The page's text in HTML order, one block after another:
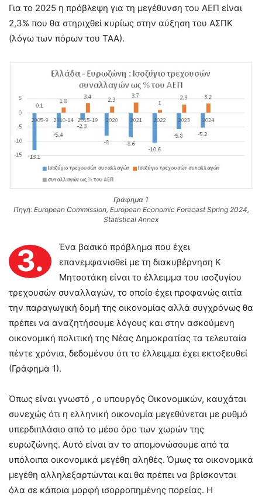
Για το 2025 η πρόβλεψη για τη μεγέθυνση του ΑΕΠ είναι
2,3% που θα στηριχθεί κυρίως στην αύξηση του ΑΣΠΚ
(λόγω των πόρων του ΤΑΑ).
Γράφημα 1
Πηγή: European Commission, European Economic Forecast Spring 2024,
Statistical Annex
3.
Ένα βασικό πρόβλημα που έχει
επανεμφανισθεί με τη διακυβέρνηση Κ
Μητσοτάκη είναι το έλλειμμα του ισοζυγίου
τρεχουσών συναλλαγών, το οποίο έχει προφανώς αιτία
την παραγωγική δομή της οικονομίας αλλά συγχρόνως θα
πρέπει να αναζητήσουμε λόγους και στην ασκούμενη
οικονομική πολιτική της Νέας Δημοκρατίας τα τελευταία
πέντε χρόνια, δεδομένου ότι το έλλειμμα έχει εκτοξευθεί
(Γράφημα 1).
Όπως είναι γνωστό , ο υπουργός Οικονομικών, καυχάται
συνεχώς ότι η ελληνική οικονομία μεγεθύνεται με ρυθμό
υπερδιπλάσιο από το μέσο όρο των χωρών της
ευρωζώνης. Αυτό είναι αν το απομονώσουμε από τα
υπόλοιπα οικονομικά μεγέθη αληθές. Όμως τα οικονομικά
μεγέθη αλληλεξαρτώνται και θα πρέπει να βρίσκονται
όλα σε κάποια μορφή ισορροπημένης πορείας. Η